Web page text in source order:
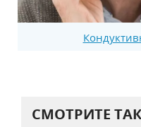
СМОТРИТЕ